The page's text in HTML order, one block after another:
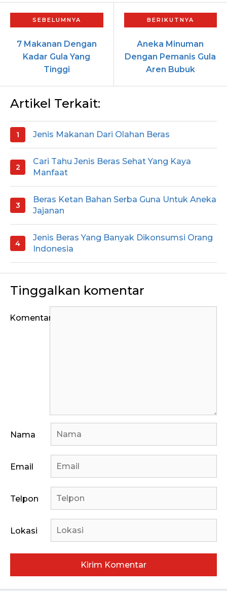
7 Makanan Dengan
Kadar Gula Yang
Tinggi
Aneka Minuman
Dengan Pemanis Gula
Aren Bubuk
Artikel Terkait:
Jenis Makanan Dari Olahan Beras
Cari Tahu Jenis Beras Sehat Yang Kaya
Manfaat
Beras Ketan Bahan Serba Guna Untuk Aneka
Jajanan
Jenis Beras Yang Banyak Dikonsumsi Orang
Indonesia
Tinggalkan komentar
Komentar
Nama
Email
Telpon
Lokasi